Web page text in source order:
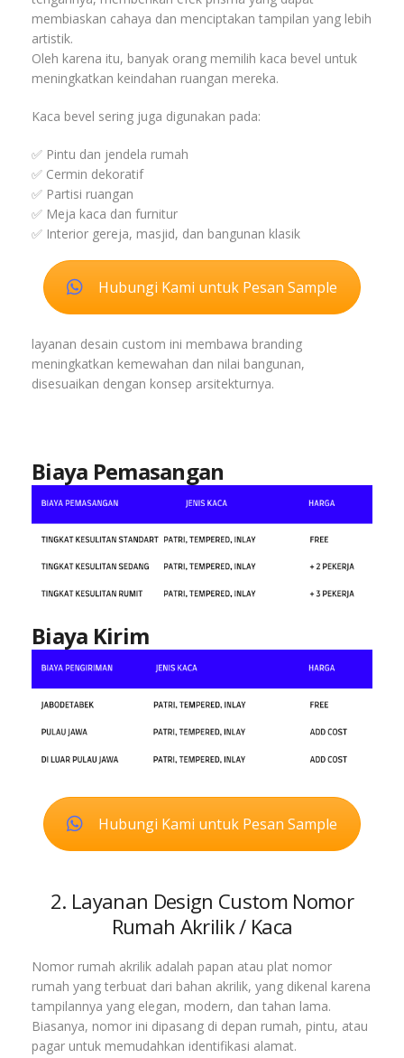
membiaskan cahaya dan menciptakan tampilan yang lebih
artistik.
Oleh karena itu, banyak orang memilih kaca bevel untuk
meningkatkan keindahan ruangan mereka.
Kaca bevel sering juga digunakan pada:
✅ Pintu dan jendela rumah
✅ Cermin dekoratif
✅ Partisi ruangan
✅ Meja kaca dan furnitur
✅ Interior gereja, masjid, dan bangunan klasik
Hubungi Kami untuk Pesan Sample
layanan desain custom ini membawa branding
meningkatkan kemewahan dan nilai bangunan,
disesuaikan dengan konsep arsitekturnya.
Biaya Pemasangan
Biaya Kirim
Hubungi Kami untuk Pesan Sample
2. Layanan Design Custom Nomor
Rumah Akrilik / Kaca
Nomor rumah akrilik adalah papan atau plat nomor
rumah yang terbuat dari bahan akrilik, yang dikenal karena
tampilannya yang elegan, modern, dan tahan lama.
Biasanya, nomor ini dipasang di depan rumah, pintu, atau
pagar untuk memudahkan identifikasi alamat.